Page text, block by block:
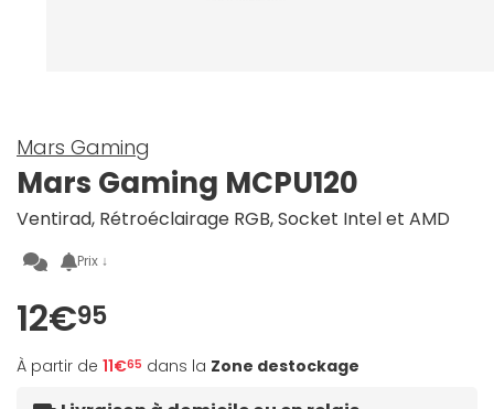
Mars Gaming
Mars Gaming MCPU120
Ventirad, Rétroéclairage RGB, Socket Intel et AMD
Prix ↓
12€95
À partir de 11€65 dans la Zone destockage